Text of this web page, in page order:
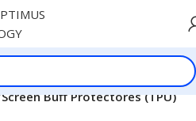
Screen Buff Protectores (TPU)